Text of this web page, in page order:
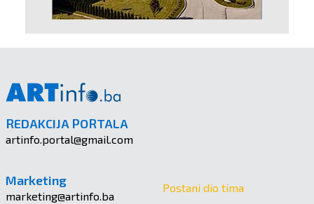
REDAKCIJA PORTALA
artinfo.portal@gmail.com
Marketing
marketing@artinfo.ba
Postani dio tima